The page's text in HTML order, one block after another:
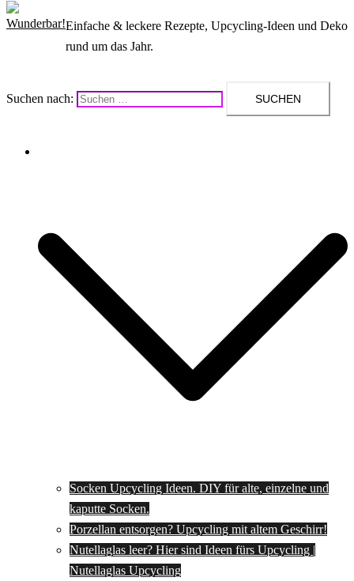
Einfache & leckere Rezepte, Upcycling-Ideen und Deko
rund um das Jahr.
Suchen nach:
Socken Upcycling Ideen. DIY für alte, einzelne und
kaputte Socken.
Porzellan entsorgen? Upcycling mit altem Geschirr!
Nutellaglas leer? Hier sind Ideen fürs Upcycling |
Nutellaglas Upcycling